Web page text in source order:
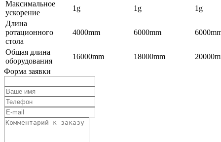
Максимальное
ускорение
1g 1g
1g
Длина
ротационного
стола
4000mm 6000mm
Общая длина
оборудования
16000mm 18000mm
Форма заявки